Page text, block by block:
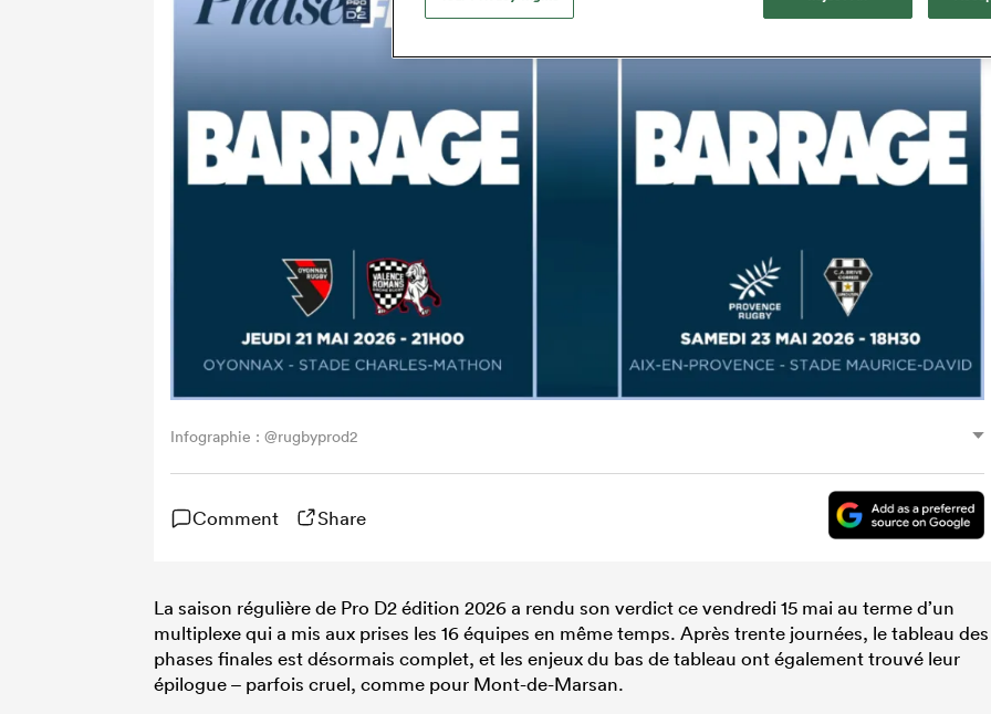
Infographie : @rugbyprod2
Comment Share
La saison régulière de Pro D2 édition 2026 a rendu son verdict ce vendredi 15 mai au terme d’un
multiplexe qui a mis aux prises les 16 équipes en même temps. Après trente journées, le tableau des
phases finales est désormais complet, et les enjeux du bas de tableau ont également trouvé leur
épilogue – parfois cruel, comme pour Mont-de-Marsan.